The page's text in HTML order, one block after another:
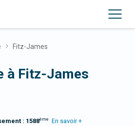
Fitz-James
à Fitz-James
: 1588ème En savoir +